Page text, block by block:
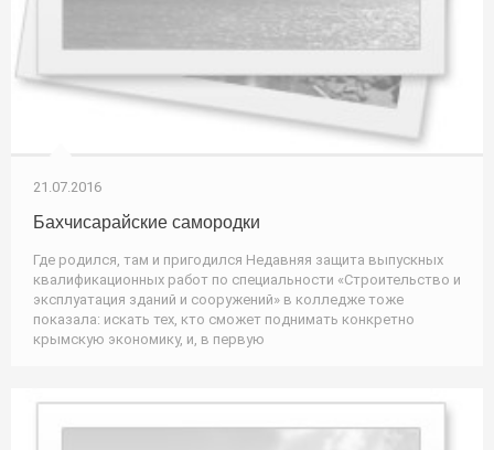
21.07.2016
Бахчисарайские самородки
Где родился, там и пригодился Недавняя защита выпускных
квалификационных работ по специальности «Строительство и
эксплуатация зданий и сооружений» в колледже тоже
показала: искать тех, кто сможет поднимать конкретно
крымскую экономику, и, в первую